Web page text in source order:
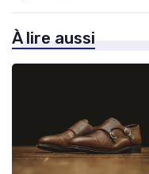
À lire aussi